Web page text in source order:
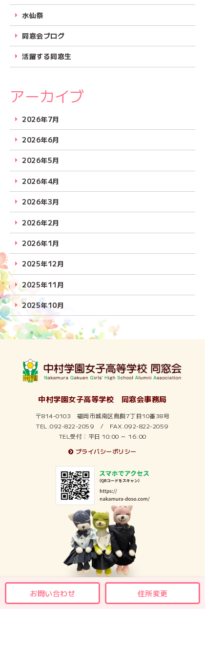
お問い合わせ 住所変更
水仙祭
同窓会ブログ
活躍する同窓生
アーカイブ
2026年7月
2026年6月
2026年5月
2026年4月
2026年3月
2026年2月
2026年1月
2025年12月
2025年11月
2025年10月
2025年9月
2025年7月
2025年4月
2024年8月
中村学園女子高等学校 同窓会事務局
〒814-0103 福岡市城南区鳥飼7丁目10番38号
TEL.092-822-2059 / FAX.092-822-2059
TEL受付：平日 10:00 ～ 16:00
プライバシーポリシー